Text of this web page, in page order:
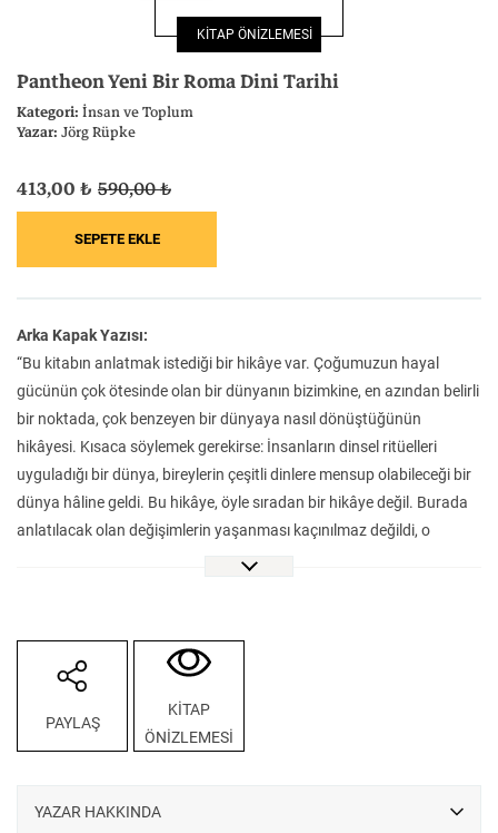
KİTAP ÖNİZLEMESİ
Pantheon Yeni Bir Roma Dini Tarihi
Kategori:İnsan ve Toplum
Yazar:Jörg Rüpke
Arka Kapak Yazısı:
“Bu kitabın anlatmak istediği bir hikâye var. Çoğumuzun hayal
gücünün çok ötesinde olan bir dünyanın bizimkine, en azından belirli
bir noktada, çok benzeyen bir dünyaya nasıl dönüştüğünün
hikâyesi. Kısaca söylemek gerekirse: İnsanların dinsel ritüelleri
uyguladığı bir dünya, bireylerin çeşitli dinlere mensup olabileceği bir
dünya hâline geldi. Bu hikâye, öyle sıradan bir hikâye değil. Burada
anlatılacak olan değişimlerin yaşanması kaçınılmaz değildi, o
değişimleri kimse tahmin edemezdi. Ayrıca bunlar geri
ve üretken uzmanlarından biri olan Jörg Rüpke’nin uzun yıllardır
sayısız yayına dönüşen çok yönlü araştırmalarının zirve
noktalarından biri. Rüpke bu kitapta kadim Akdeniz ve Antik
Roma’ya ilişkin, antik metinlerden yazıtlara ve türlü arkeolojik
buluntuya uzanan çok zengin bir malzemeyi çeşitli kültür
din” yaklaşımı çerçevesinde ustalıkla ele alıyor. Bu sağlam ve çok
413,00 ₺ 590,00 ₺
PAYLAŞ
KİTAP
ÖNİZLEMESİ
YAZAR HAKKINDA